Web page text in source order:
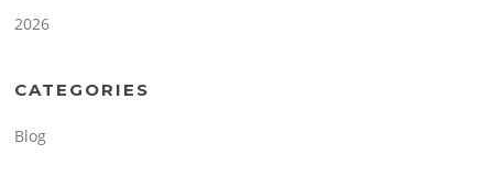
2026
CATEGORIES
Blog